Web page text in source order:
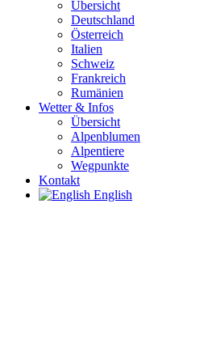
Übersicht
Deutschland
Österreich
Italien
Schweiz
Frankreich
Rumänien
Wetter & Infos
Übersicht
Alpenblumen
Alpentiere
Wegpunkte
Kontakt
English